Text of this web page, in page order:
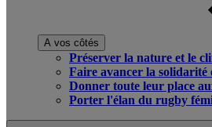
A vos côtés
Préserver la nature et le
Faire avancer la solidarité
Donner toute leur place
Porter l'élan du rugby